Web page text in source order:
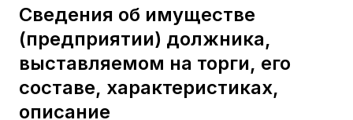
Сведения об имуществе
(предприятии) должника,
выставляемом на торги, его
составе, характеристиках,
описание